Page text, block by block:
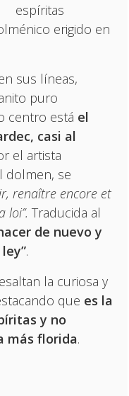
espíritas
erigido en
sus líneas,
puro
centro está el
casi al
el artista
dolmen, se
renaître encore et
loi”. Traducida al
de nuevo y
.
la curiosa y
que es la
y no
más florida.